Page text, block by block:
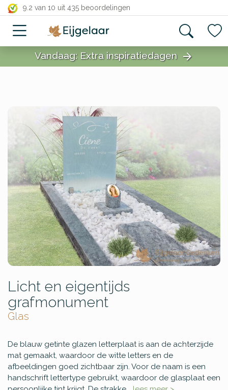
9.2 van 10 uit 435 beoordelingen
close
Vandaag: Extra inspiratiedagen arrow_forward
Licht en eigentijds
grafmonument
Glas
De blauw getinte glazen letterplaat is aan de achterzijde
mat gemaakt, waardoor de witte letters en de
afbeeldingen goed zichtbaar zijn. Voor de naam is een
handschrift lettertype gebruikt, waardoor de glasplaat een